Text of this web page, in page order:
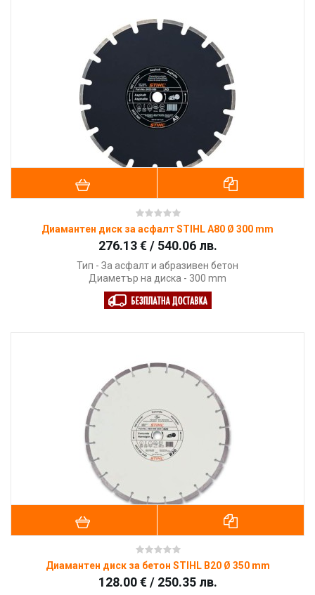
Диамантен диск за асфалт STIHL A80 Ø 300 mm
276.13 € / 540.06 лв.
Тип - За асфалт и абразивен бетон
Диаметър на диска - 300 mm
Диамантен диск за бетон STIHL B20 Ø 350 mm
128.00 € / 250.35 лв.